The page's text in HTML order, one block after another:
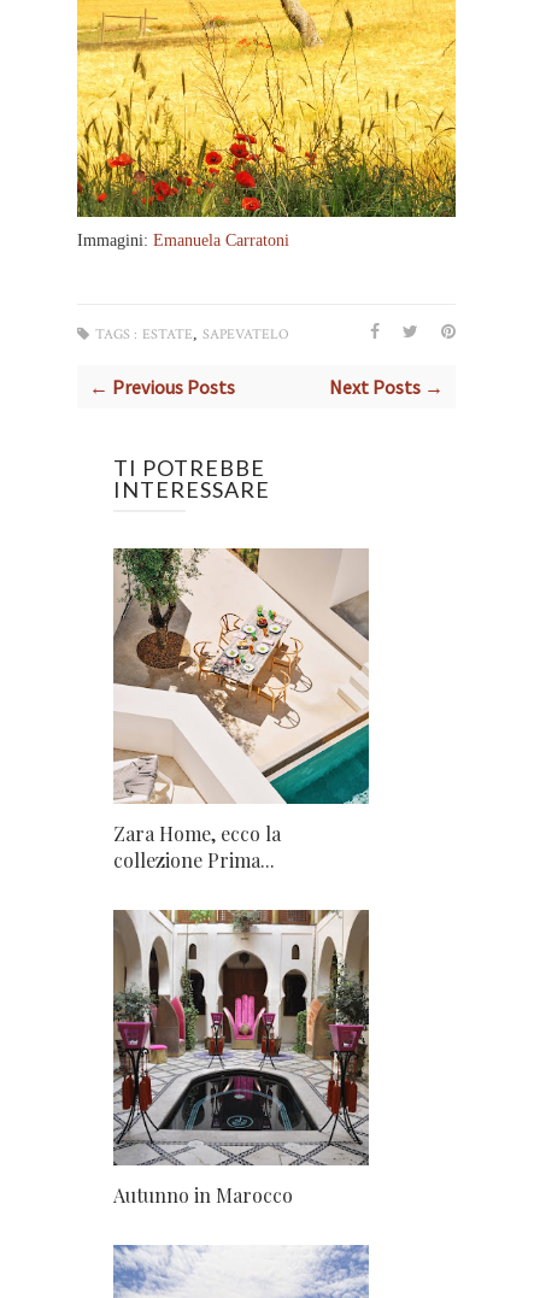
Immagini: Emanuela Carratoni
TAGS : ESTATE SAPEVATELO
← Previous Posts Next Posts →
TI POTREBBE
INTERESSARE
Zara Home, ecco la
collezione Prima...
Autunno in Marocco